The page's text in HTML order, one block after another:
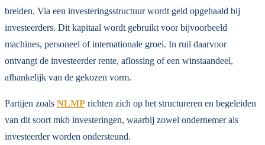
breiden. Via een investeringsstructuur wordt geld opgehaald bij
investeerders. Dit kapitaal wordt gebruikt voor bijvoorbeeld
machines, personeel of internationale groei. In ruil daarvoor
ontvangt de investeerder rente, aflossing of een winstaandeel,
afhankelijk van de gekozen vorm.
Partijen zoals NLMP richten zich op het structureren en begeleiden
van dit soort mkb investeringen, waarbij zowel ondernemer als
investeerder worden ondersteund.